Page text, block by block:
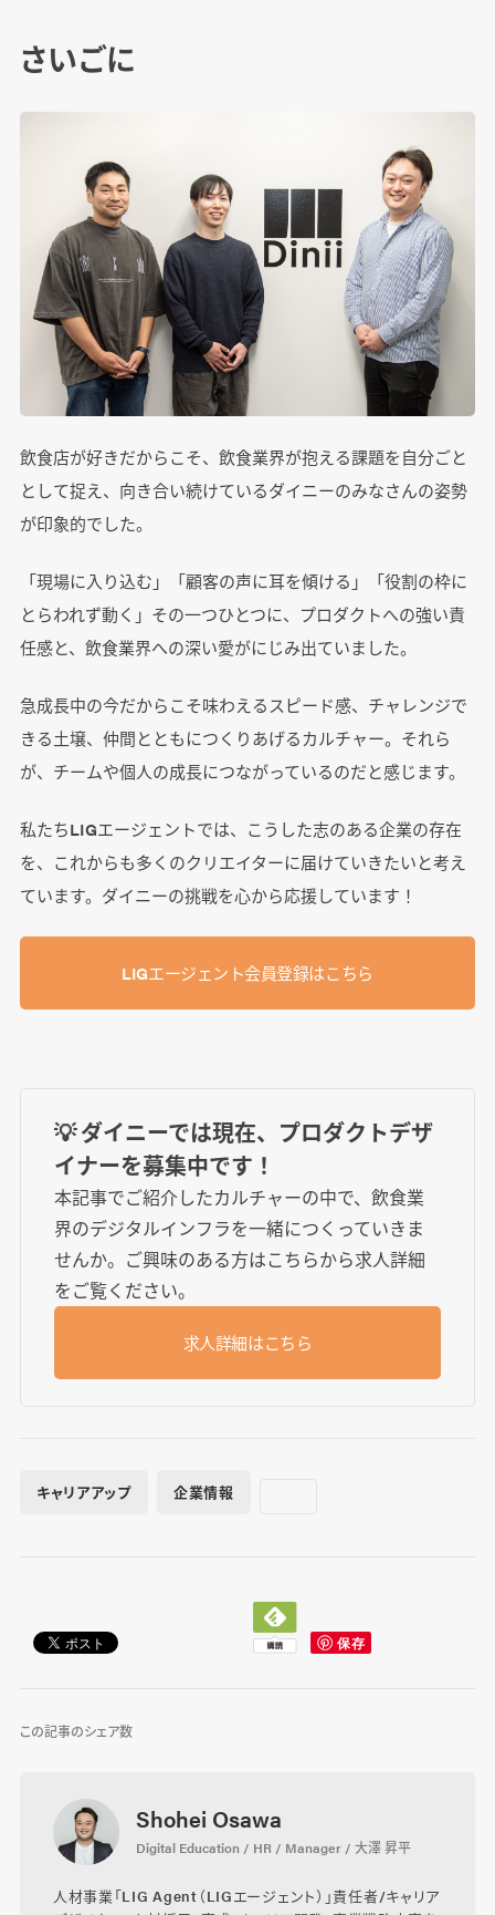
さいごに
飲食店が好きだからこそ、飲食業界が抱える課題を自分ごと
として捉え、向き合い続けているダイニーのみなさんの姿勢
が印象的でした。
「現場に入り込む」「顧客の声に耳を傾ける」「役割の枠に
とらわれず動く」その一つひとつに、プロダクトへの強い責
任感と、飲食業界への深い愛がにじみ出ていました。
急成長中の今だからこそ味わえるスピード感、チャレンジで
きる土壌、仲間とともにつくりあげるカルチャー。それら
が、チームや個人の成長につながっているのだと感じます。
私たちLIGエージェントでは、こうした志のある企業の存在
を、これからも多くのクリエイターに届けていきたいと考え
ています。ダイニーの挑戦を心から応援しています！
LIGエージェント会員登録はこちら
💡 ダイニーでは現在、プロダクトデザ
イナーを募集中です！
本記事でご紹介したカルチャーの中で、飲食業
界のデジタルインフラを一緒につくっていきま
せんか。ご興味のある方はこちらから求人詳細
をご覧ください。
求人詳細はこちら
キャリアアップ 企業情報
この記事のシェア数
Shohei Osawa
Digital Education / HR / Manager / 大澤 昇平
人材事業「LIG Agent（LIGエージェント）」責任者/キャリア